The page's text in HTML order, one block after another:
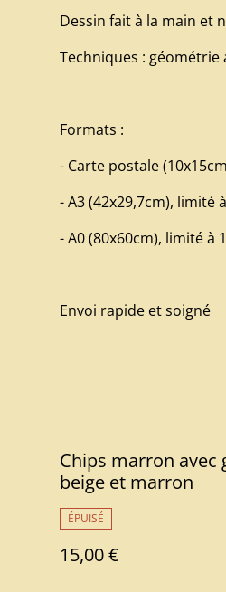
Dessin fait à la main et
Techniques : géométrie
Formats :
- Carte postale
- A3 (42x29,7cm), limité
- A0 (80x60cm), limité à
Envoi rapide et soigné
Chips marron avec
beige et marron
ÉPUISÉ
15,00 €